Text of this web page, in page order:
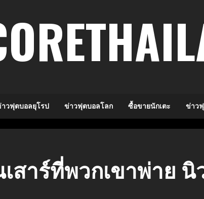
วฟุตบอลยุโรป ข่าวฟุตบอลโลก ซื้อขายนักเตะ ข่าว
เสาร์ที่พวกเขาพ่าย